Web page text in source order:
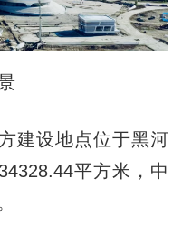
建设地点位于黑河
平方米，中